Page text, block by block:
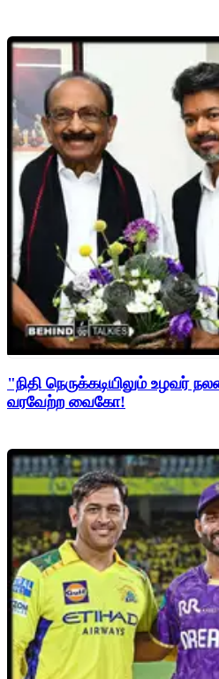
"நிதி நெருக்கடியிலும் உழவர்
வரவேற்ற வைகோ!